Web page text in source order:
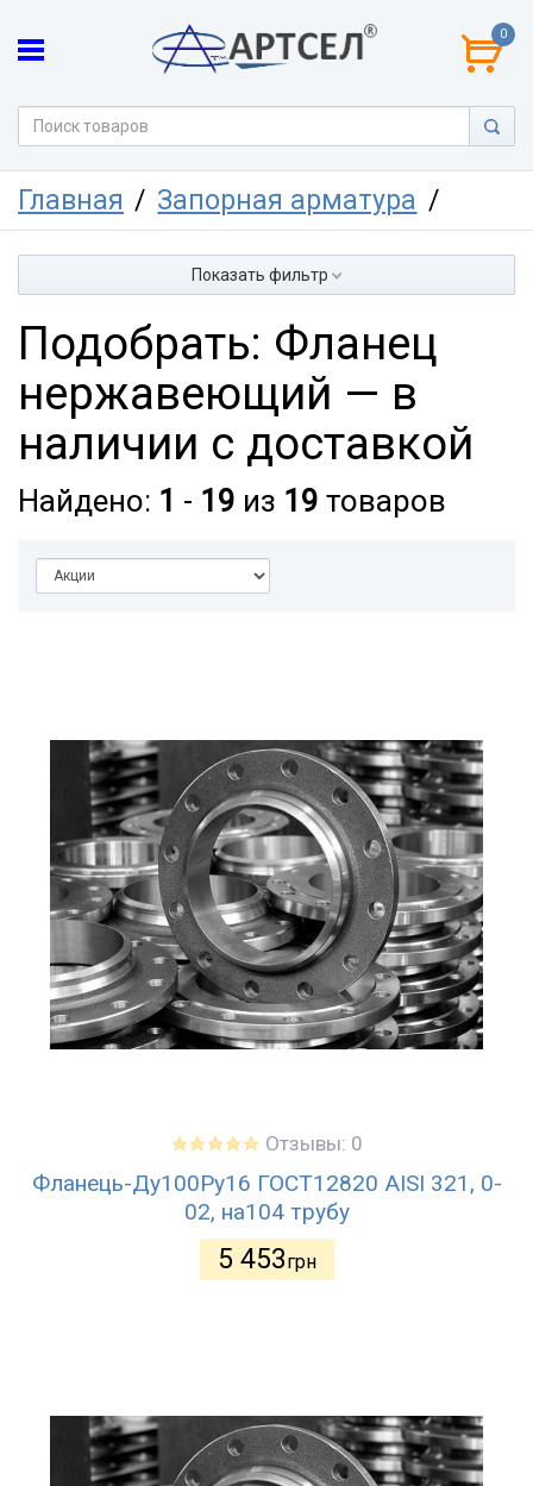
0
Главная Запорная арматура
Показать фильтр
Подобрать: Фланец
нержавеющий — в
наличии с доставкой
Найдено: 1 - 19 из 19 товаров
Отзывы: 0
Фланець-Ду100Ру16 ГОСТ12820 AISI 321, 0-
02, на104 трубу
5 453грн